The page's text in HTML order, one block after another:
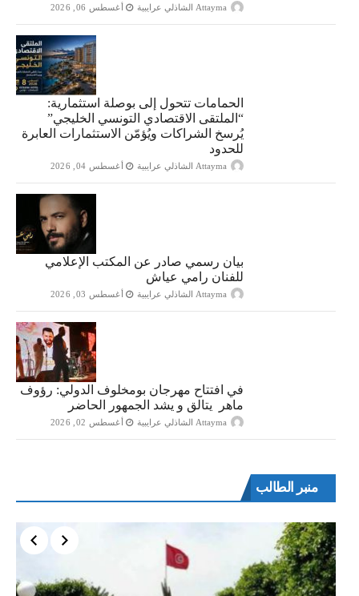
Attayma الشاذلي عرايبية أغسطس 06, 2026
الحمامات تتحول إلى بوصلة استثمارية:
“الملتقى الاقتصادي التونسي الخليجي”
يُرسخ الشراكات ويُؤمّن الاستثمارات العابرة
للحدود
Attayma الشاذلي عرايبية أغسطس 04, 2026
بيان رسمي صادر عن المكتب الإعلامي
للفنان رامي عياش
Attayma الشاذلي عرايبية أغسطس 03, 2026
في افتتاح مهرجان بومخلوف الدولي: رؤوف
ماهر يتالق و يشد الجمهور الحاضر
Attayma الشاذلي عرايبية أغسطس 02, 2026
منبر الطالب